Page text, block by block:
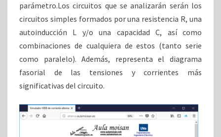
parámetro.Los circuitos que se analizarán serán los
circuitos simples formados por una resistencia R, una
autoinducción L y/o una capacidad C, así como
combinaciones de cualquiera de estos (tanto serie
como paralelo). Además, representa el diagrama
fasorial de las tensiones y corrientes más
significativas del circuito.